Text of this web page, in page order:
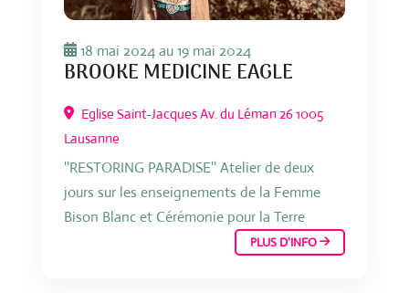
18 mai 2024au19 mai 2024
BROOKE MEDICINE EAGLE
Eglise Saint-Jacques Av. du Léman 26 1005
Lausanne
''RESTORING PARADISE'' Atelier de deux
jours sur les enseignements de la Femme
Bison Blanc et Cérémonie pour la Terre
PLUS D'INFO